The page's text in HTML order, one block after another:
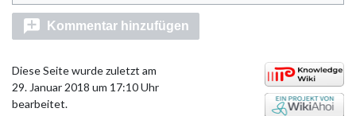
Kommentar hinzufügen
Diese Seite wurde zuletzt am
29. Januar 2018 um 17:10 Uhr
bearbeitet.